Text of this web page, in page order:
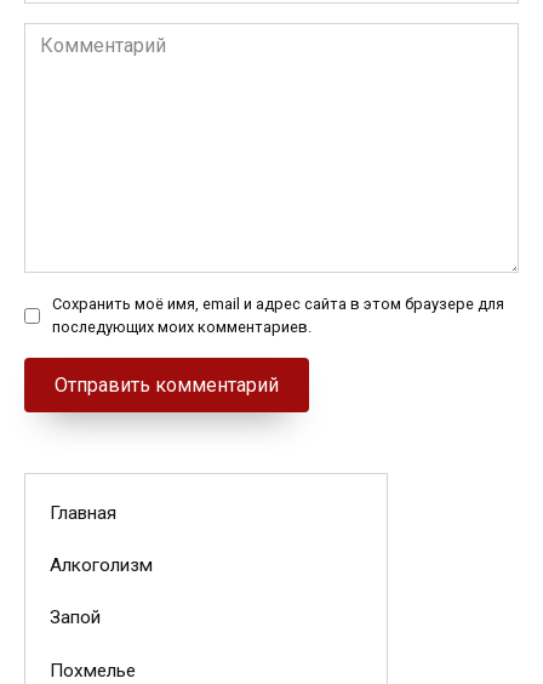
Комментарий
Сохранить моё имя, email и адрес сайта в этом браузере для
последующих моих комментариев.
Главная
Алкоголизм
Запой
Похмелье